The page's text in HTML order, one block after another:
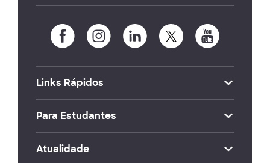
Links Rápidos
Para Estudantes
Atualidade